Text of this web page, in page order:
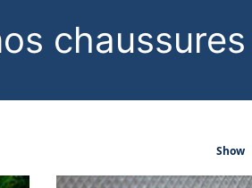
chaussures
Show